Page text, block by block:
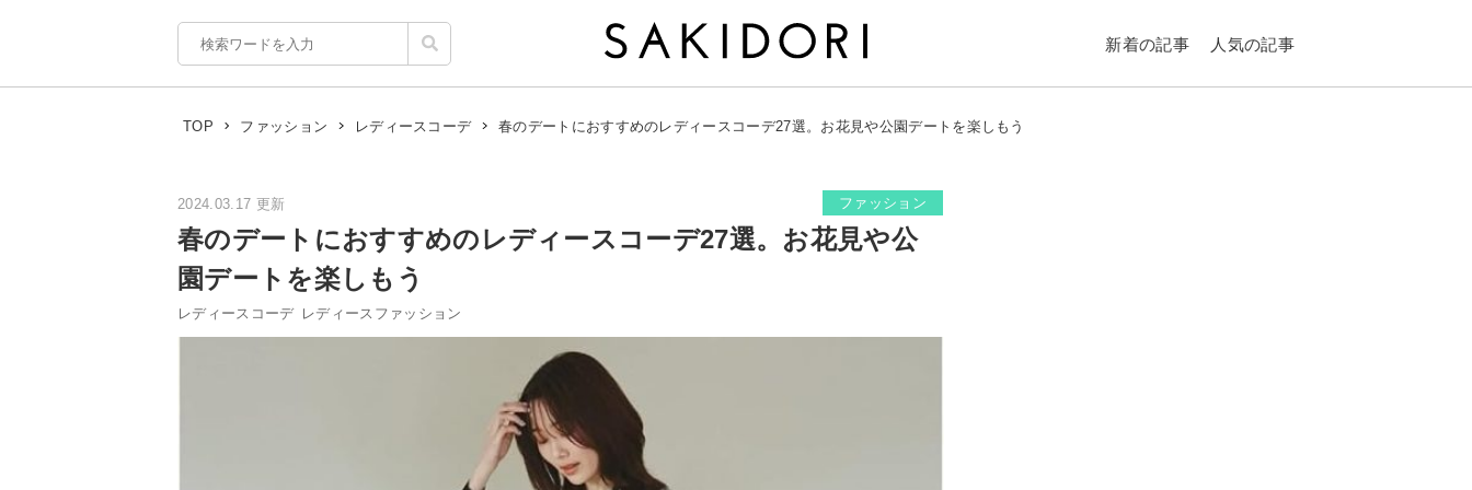
新着の記事 人気の記事
TOP ファッション レディースコーデ 春のデートにおすすめのレディースコーデ27選。お花見や公園デートを楽しもう
2024.03.17 更新 ファッション
春のデートにおすすめのレディースコーデ27選。お花見や公
園デートを楽しもう
レディースコーデ レディースファッション